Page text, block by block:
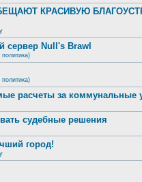
КРАСИВУЮ
сервер Null's Brawl
расчеты за коммунальные
судебные решения
город!